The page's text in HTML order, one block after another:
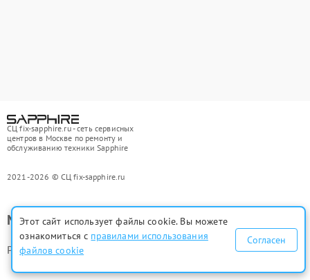
СЦ fix-sapphire.ru - сеть сервисных
центров в Москве по ремонту и
обслуживанию техники Sapphire
2021-2026 © СЦ fix-sapphire.ru
Мы ремонтируем
Ремонт видеокарт Sapphire
Этот сайт использует файлы cookie. Вы можете
ознакомиться с правилами использования
файлов cookie
Согласен